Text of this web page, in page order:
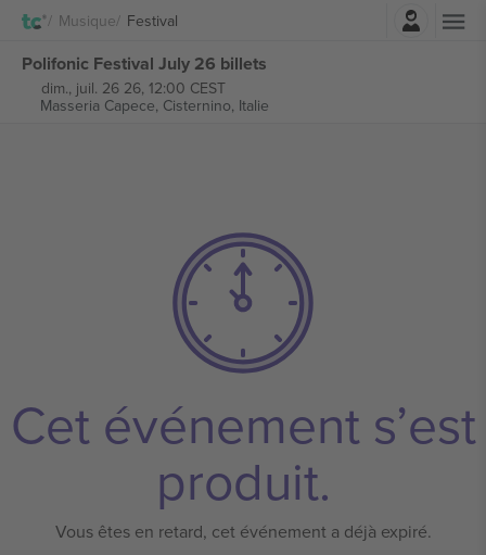
Musique Festival
Polifonic Festival July 26 billets
dim., juil. 26 26, 12:00 CEST
Masseria Capece, Cisternino, Italie
Cet événement s’est
produit.
Vous êtes en retard, cet événement a déjà expiré.